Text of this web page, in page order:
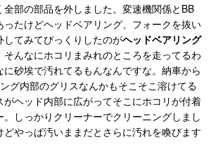
部の部品を外しました。変速機関係とBB
ったけどヘッドベアリング、フォークを抜い
してみてびっくりしたのがヘッドベアリング
そんなにホコリまみれのところを走ってるわ
砂埃で汚れてるもんなんですな。納車から
グ内部のグリスなんかもそこそこ溶けてる
ヘッド内部に広がってそこにホコリが付着
。しっかりクリーナーでクリーニングしまし
やっぱ汚いままだとさらに汚れを喚びます